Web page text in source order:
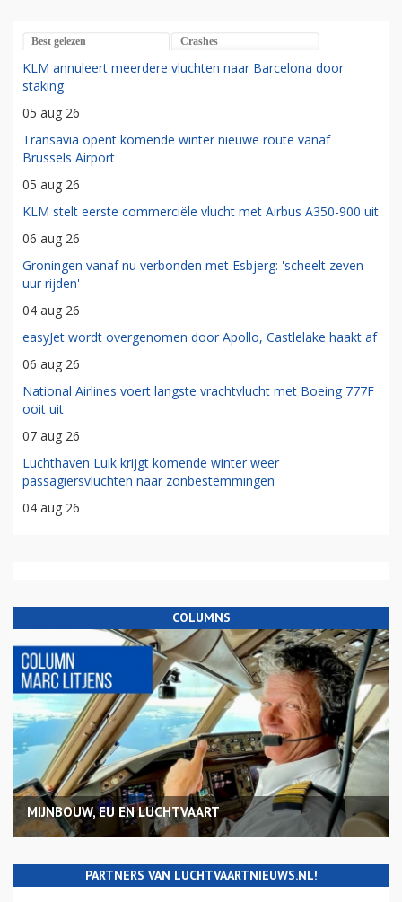
Best gelezen Crashes
KLM annuleert meerdere vluchten naar Barcelona door
staking
05 aug 26
Transavia opent komende winter nieuwe route vanaf
Brussels Airport
05 aug 26
KLM stelt eerste commerciële vlucht met Airbus A350-900 uit
06 aug 26
Groningen vanaf nu verbonden met Esbjerg: 'scheelt zeven
uur rijden'
04 aug 26
easyJet wordt overgenomen door Apollo, Castlelake haakt af
06 aug 26
National Airlines voert langste vrachtvlucht met Boeing 777F
ooit uit
07 aug 26
Luchthaven Luik krijgt komende winter weer
passagiersvluchten naar zonbestemmingen
04 aug 26
COLUMNS
MIJNBOUW, EU EN LUCHTVAART
PARTNERS VAN LUCHTVAARTNIEUWS.NL!